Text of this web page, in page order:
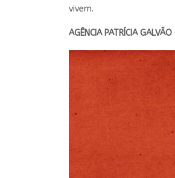
vivem.
AGÊNCIA PATRÍCIA GALVÃO